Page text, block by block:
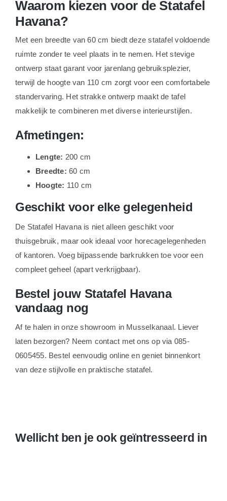
Waarom kiezen voor de Statafel
Havana?
Met een breedte van 60 cm biedt deze statafel voldoende
ruimte zonder te veel plaats in te nemen. Het stevige
ontwerp staat garant voor jarenlang gebruiksplezier,
terwijl de hoogte van 110 cm zorgt voor een comfortabele
standervaring. Het strakke ontwerp maakt de tafel
makkelijk te combineren met diverse interieurstijlen.
Afmetingen:
Lengte: 200 cm
Breedte: 60 cm
Hoogte: 110 cm
Geschikt voor elke gelegenheid
De Statafel Havana is niet alleen geschikt voor
thuisgebruik, maar ook ideaal voor horecagelegenheden
of kantoren. Voeg bijpassende barkrukken toe voor een
compleet geheel (apart verkrijgbaar).
Bestel jouw Statafel Havana
vandaag nog
Af te halen in onze showroom in Musselkanaal. Liever
laten bezorgen? Neem contact met ons op via 085-
0605455. Bestel eenvoudig online en geniet binnenkort
van deze stijlvolle en praktische statafel.
Wellicht ben je ook geïntresseerd in